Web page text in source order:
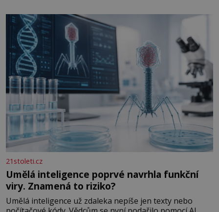
Antikythéry je dnes považován za nejstarší známý
analogový počítač na světě. Přesto ani po více než sto
letech výzkumu
21stoleti.cz
Umělá inteligence poprvé navrhla funkční
viry. Znamená to riziko?
Umělá inteligence už zdaleka nepíše jen texty nebo